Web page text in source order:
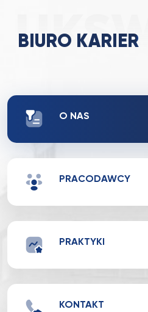
BIURO KARIER
O NAS
PRACODAWCY
PRAKTYKI
KONTAKT